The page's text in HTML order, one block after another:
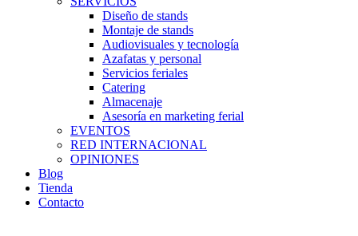
Diseño de stands
Montaje de stands
Audiovisuales y tecnología
Azafatas y personal
Servicios feriales
Catering
Almacenaje
Asesoría en marketing ferial
EVENTOS
RED INTERNACIONAL
OPINIONES
Blog
Tienda
Contacto